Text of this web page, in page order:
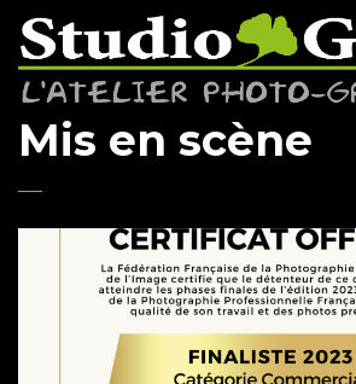
Mis en scène